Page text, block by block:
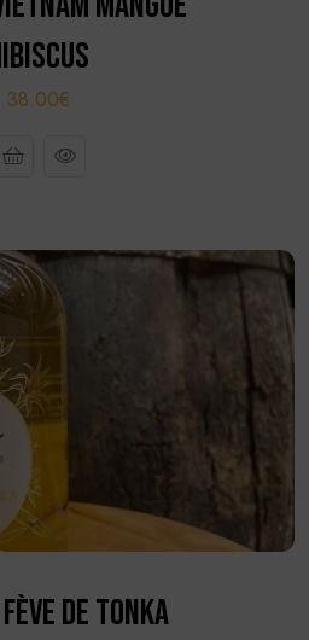
38.00€
DE TONKA